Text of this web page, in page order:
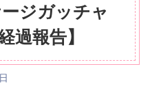
ジガッチャ
過報告】